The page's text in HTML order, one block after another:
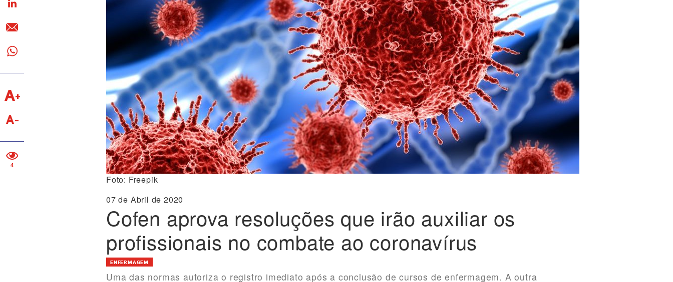
4
Foto: Freepik
07 de Abril de 2020
Cofen aprova resoluções que irão auxiliar os
profissionais no combate ao coronavírus
ENFERMAGEM
Uma das normas autoriza o registro imediato após a conclusão de cursos de enfermagem. A outra